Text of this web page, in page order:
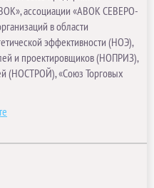
ассоциации «АВОК СЕВЕРО-
в области
эффективности (НОЭ),
и проектировщиков (НОПРИЗ),
(НОСТРОЙ), «Союз Торговых